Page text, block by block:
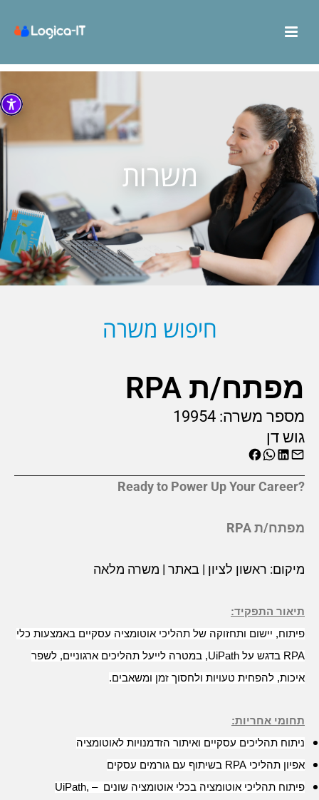
משרות
חיפוש משרה
מפתח/ת RPA
מספר משרה: 19954
גוש דן
?Ready to Power Up Your Career
מפתח/ת RPA
מיקום: ראשון לציון | באתר | משרה מלאה
תיאור התפקיד:
פיתוח, יישום ותחזוקה של תהליכי אוטומציה עסקיים באמצעות כלי
RPA בדגש על
במטרה לייעל תהליכים ארגוניים, לשפר
איכות, להפחית טעויות ולחסוך זמן ומשאבים.
תחומי אחריות:
ניתוח תהליכים עסקיים ואיתור הזדמנויות לאוטומציה
אפיון תהליכי
בשיתוף עם גורמים עסקים
פיתוח תהליכי אוטומציה בכלי אוטומציה שונים
– UiPath,